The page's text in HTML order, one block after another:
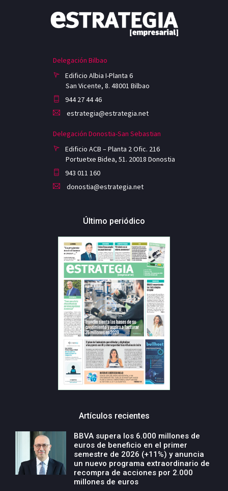
Delegación Bilbao
Edificio Albia I-Planta 6
San Vicente, 8. 48001 Bilbao
944 27 44 46
estrategia@estrategia.net
Delegación Donostia-San Sebastian
Edificio ACB – Planta 2 Ofic. 216
Portuetxe Bidea, 51. 20018 Donostia
943 011 160
donostia@estrategia.net
Último periódico
Artículos recientes
BBVA supera los 6.000 millones de
euros de beneficio en el primer
semestre de 2026 (+11%) y anuncia
un nuevo programa extraordinario de
recompra de acciones por 2.000
millones de euros